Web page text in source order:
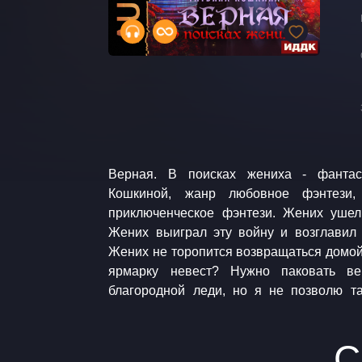
Верная. В поисках жениха -
Кошкиной, жанр любовное фэнтези,
приключенческое фэнтези. Жених
Жених выиграл эту войну и
Жених не торопится возвращаться
ярмарку невест? Нужно паковать вещи! Да, это
благородной леди, но я не позволю
пересеку море, найду своего
потребую объяснений. Не будь я
Любовное фэнтези. Романтическое
фэнтези. Музыка: audionautix.com Jason